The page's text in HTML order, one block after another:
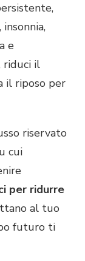
e
riduci il
il riposo per
riservato
cui
per ridurre
al tuo
futuro ti